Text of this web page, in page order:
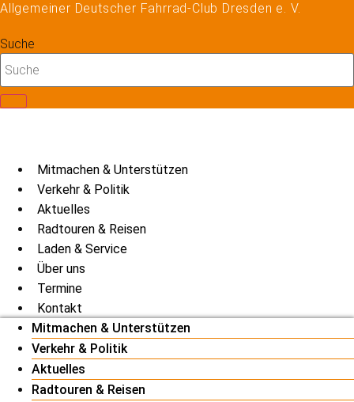
Zum
springen
Allgemeiner Deutscher Fahrrad-Club Dresden e. V.
Suche
Mitmachen & Unterstützen
Verkehr & Politik
Aktuelles
Radtouren & Reisen
Laden & Service
Über uns
Termine
Kontakt
Mitmachen & Unterstützen
Verkehr & Politik
Aktuelles
Radtouren & Reisen